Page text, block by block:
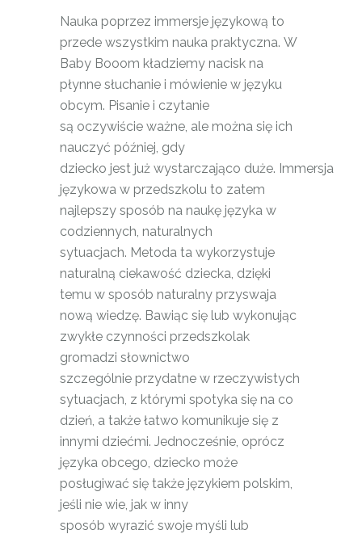
Nauka poprzez immersje językową to
przede wszystkim nauka praktyczna. W
Baby Booom kładziemy nacisk na
płynne słuchanie i mówienie w języku
obcym. Pisanie i czytanie
są oczywiście ważne, ale można się ich
nauczyć później, gdy
dziecko jest już wystarczająco duże. Immersja
językowa w przedszkolu to zatem
najlepszy sposób na naukę języka w
codziennych, naturalnych
sytuacjach. Metoda ta wykorzystuje
naturalną ciekawość dziecka, dzięki
temu w sposób naturalny przyswaja
nową wiedzę. Bawiąc się lub wykonując
zwykłe czynności przedszkolak
gromadzi słownictwo
szczególnie przydatne w rzeczywistych
sytuacjach, z którymi spotyka się na co
dzień, a także łatwo komunikuje się z
innymi dziećmi. Jednocześnie, oprócz
języka obcego, dziecko może
posługiwać się także językiem polskim,
jeśli nie wie, jak w inny
sposób wyrazić swoje myśli lub